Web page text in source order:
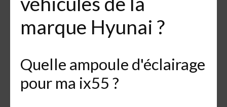
marque Hyunai ?
Quelle ampoule d'éclairage
pour ma ix55 ?